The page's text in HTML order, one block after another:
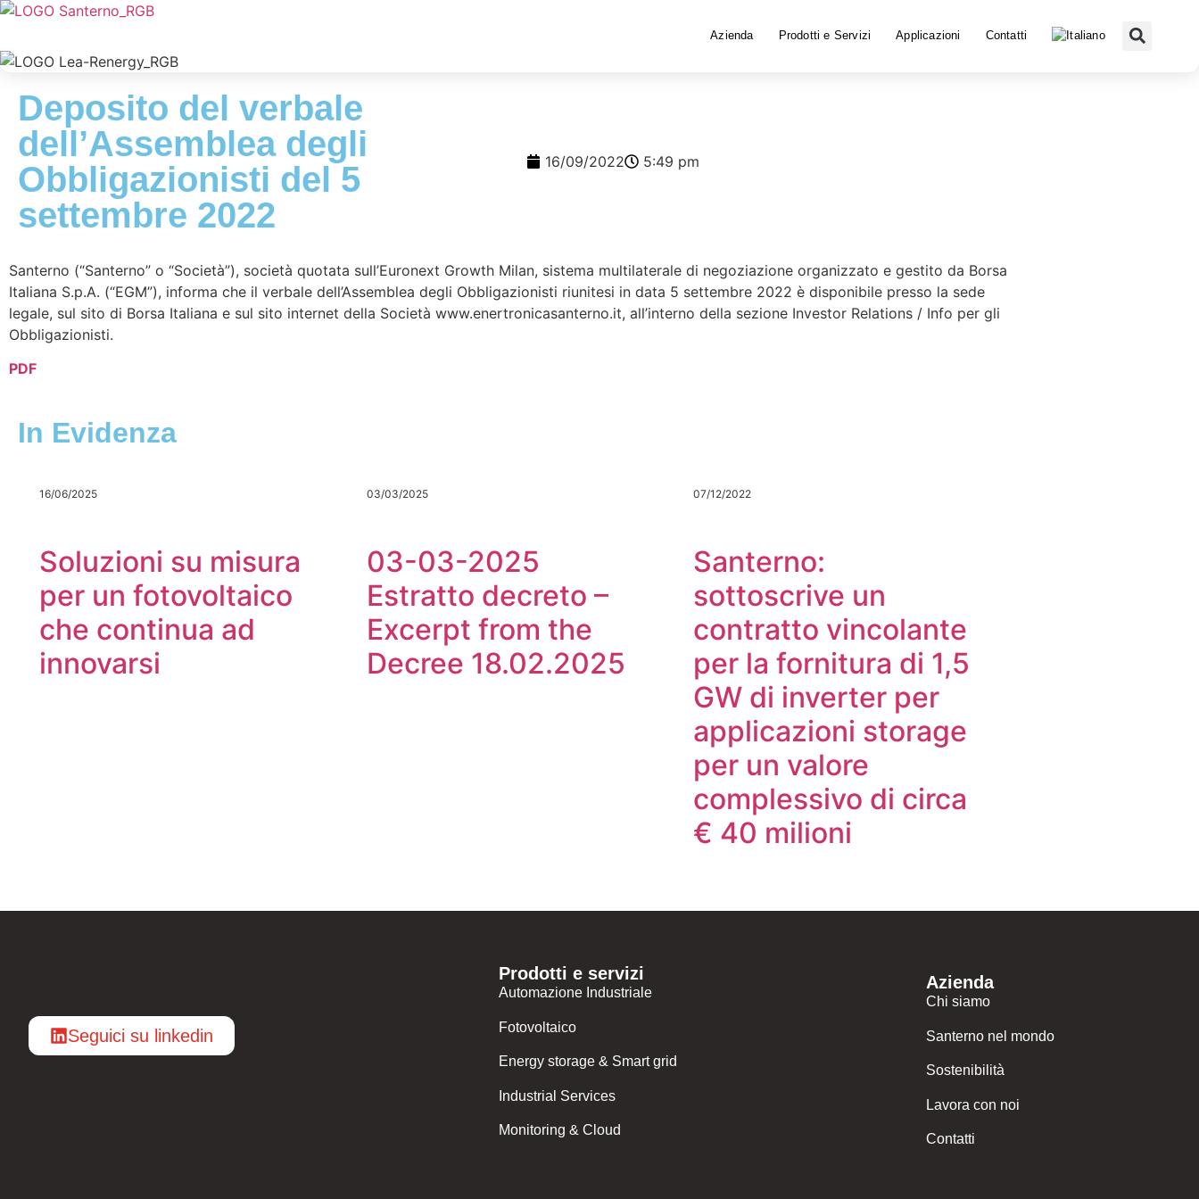
Azienda Prodotti e Servizi Applicazioni Contatti
Deposito del verbale
dell’Assemblea degli
Obbligazionisti del 5
settembre 2022
16/09/2022 5:49 pm
Santerno (“Santerno” o “Società”), società quotata sull’Euronext Growth Milan, sistema multilaterale di negoziazione organizzato e gestito da Borsa
Italiana S.p.A. (“EGM”), informa che il verbale dell’Assemblea degli Obbligazionisti riunitesi in data 5 settembre 2022 è disponibile presso la sede
legale, sul sito di Borsa Italiana e sul sito internet della Società www.enertronicasanterno.it, all’interno della sezione Investor Relations / Info per gli
Obbligazionisti.
PDF
In Evidenza
16/06/2025
Soluzioni su misura
per un fotovoltaico
che continua ad
innovarsi
03/03/2025
03-03-2025
Estratto decreto –
Excerpt from the
Decree 18.02.2025
07/12/2022
Santerno:
sottoscrive un
contratto vincolante
per la fornitura di 1,5
GW di inverter per
applicazioni storage
per un valore
complessivo di circa
€ 40 milioni
Seguici su linkedin
Prodotti e servizi
Automazione Industriale
Fotovoltaico
Energy storage & Smart grid
Industrial Services
Monitoring & Cloud
Azienda
Chi siamo
Santerno nel mondo
Sostenibilità
Lavora con noi
Contatti